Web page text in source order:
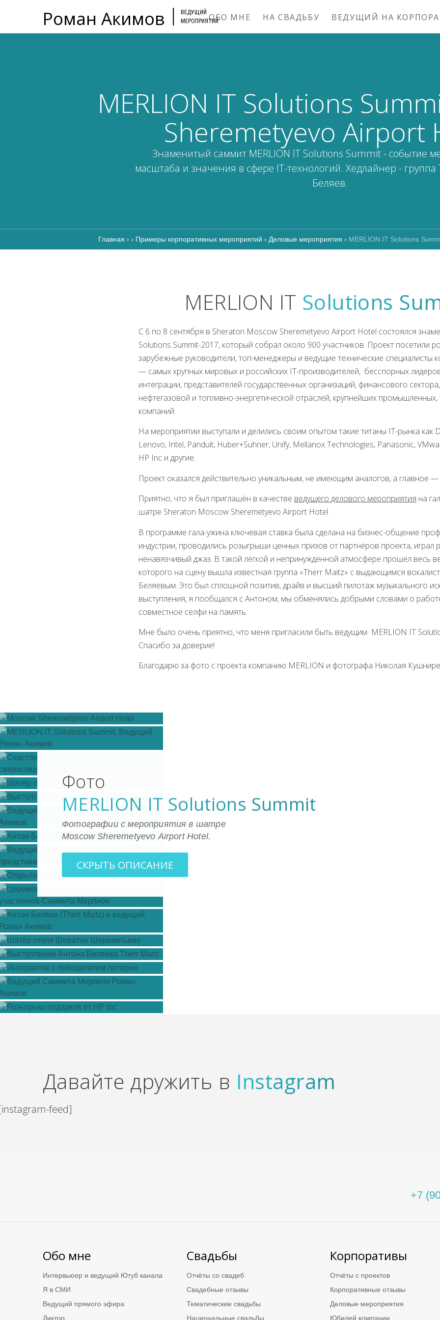
Роман Акимов
ВЕДУЩИЙ
МЕРОПРИЯТИЙОБО МНЕ НА СВАДЬБУ ВЕДУЩИЙ НА
MERLION IT Solutions
Sheremetyevo Аirport
Знаменитый саммит MERLION IT Solutions Summit - событие
масштаба и значения в сфере IT-технологий. Хедлайнер -
Беляев.
Главная › › Примеры корпоративных мероприятий › Деловые мероприятия › MERLION IT Solutions
MERLION IT Solutions
С 6 по 8 сентября в Sheraton Moscow Sheremetyevo Аirport Hotel состоялся
Solutions Summit-2017, который собрал около 900 участников. Проект посетили
зарубежные руководители, топ-менеджеры и ведущие технические специалисты
— самых крупных мировых и российских IT-производителей, бесспорных
интеграции, представителей государственных организаций, финансового
нефтегазовой и топливно-энергетической отраслей, крупнейших
компаний.
На мероприятии выступали и делились своим опытом такие титаны IT-рынка как
Lenovo, Intel, Panduit, Huber+Suhner, Unify, Mellanox Technologies, Panasonic,
HP Inc и другие.
Проект оказался действительно уникальным, не имеющим аналогов, а главное
Приятно, что я был приглашён в качестве ведущего делового мероприятия на
шатре Sheraton Moscow Sheremetyevo Аirport Hotel.
В программе гала-ужина ключевая ставка была сделана на бизнес-общение
индустрии, проводились розыгрыши ценных призов от партнёров проекта,
ненавязчивый джаз. В такой лёгкой и непринуждённой атмосфере прошёл весь
которого на сцену вышла известная группа «Therr Maitz» с выдающимся
Беляевым. Это был сплошной позитив, драйв и высший пилотаж музыкального
выступления, я пообщался с Антоном, мы обменялись добрыми словами о работе
совместное селфи на память.
Мне было очень приятно, что меня пригласили быть ведущим MERLION IT
Спасибо за доверие!
Благодарю за фото с проекта компанию MERLION и фотографа Николая
Фото
MERLION IT Solutions Summit
Фотографии с мероприятия в шатре
Moscow Sheremetyevo Аirport Hotel.
СКРЫТЬ ОПИСАНИЕ
Давайте дружить в Instagram
feed]
+7
Обо мне
Интервьюер и ведущий Ютуб канала
Я в СМИ
Ведущий прямого эфира
Диктор
Свадьбы
Отчёты со свадеб
Свадебные отзывы
Тематические свадьбы
Национальные свадьбы
Корпоративы
Отчёты с проектов
Корпоративные отзывы
Деловые мероприятия
Юбилей компании